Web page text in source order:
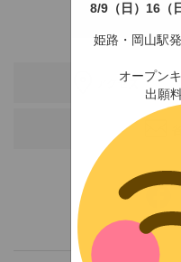
8/9（日）16（
姫路・岡山駅
オープン
出願
〒678-0255
TEL：0791-46-
アクセス